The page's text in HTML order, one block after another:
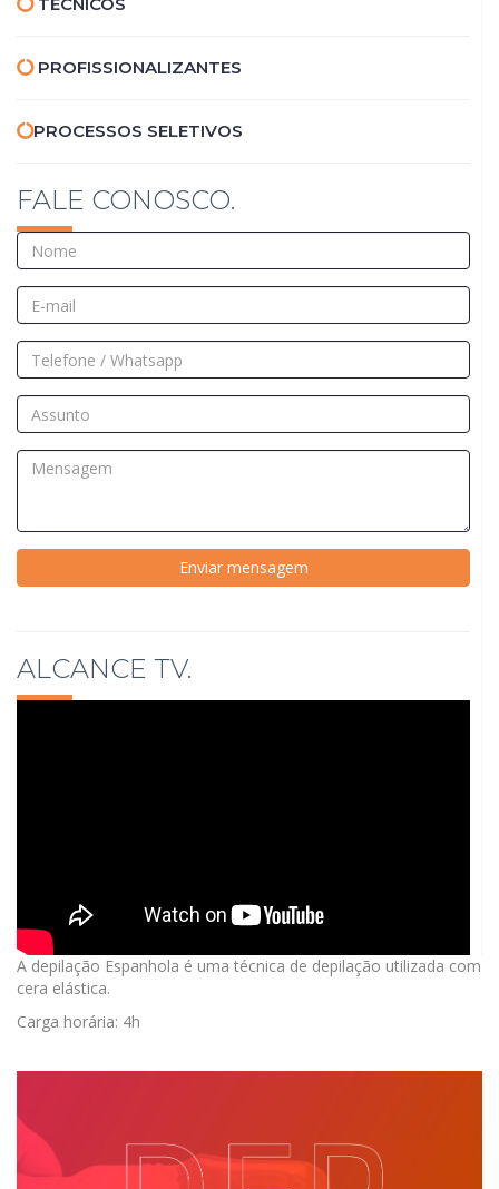
PROFISSIONALIZANTES
PROCESSOS SELETIVOS
FALE CONOSCO.
ALCANCE TV.
A depilação Espanhola é uma técnica de depilação utilizada com
cera elástica.
Carga horária: 4h